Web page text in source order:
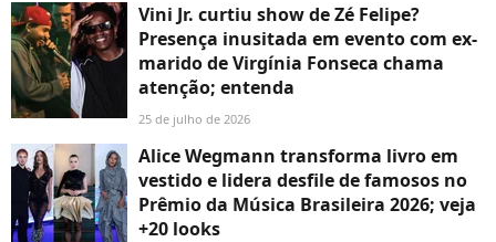
Vini Jr. curtiu show de Zé Felipe?
Presença inusitada em evento com ex-
marido de Virgínia Fonseca chama
atenção; entenda
25 de julho de 2026
Alice Wegmann transforma livro em
vestido e lidera desfile de famosos no
Prêmio da Música Brasileira 2026; veja
+20 looks